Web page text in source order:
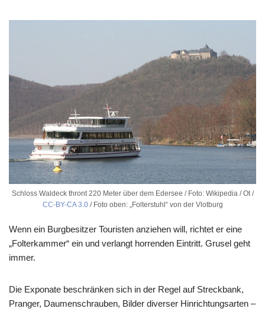
Schloss Waldeck thront 220 Meter über dem Edersee / Foto: Wikipedia / Ot /
CC-BY-CA 3.0/ Foto oben: „Folterstuhl“ von der Vlotburg
Wenn ein Burgbesitzer Touristen anziehen will, richtet er eine
„Folterkammer“ ein und verlangt horrenden Eintritt. Grusel geht
immer.
Die Exponate beschränken sich in der Regel auf Streckbank,
Pranger, Daumenschrauben, Bilder diverser Hinrichtungsarten –